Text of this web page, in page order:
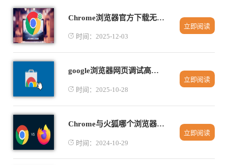
Chrome浏览器官方下载无法完成恢复操作技巧
时间：2025-12-03
立即阅读
google浏览器网页调试高级使用方法解析
时间：2025-10-28
立即阅读
Chrome与火狐哪个浏览器的安全性更好
时间：2024-10-29
立即阅读